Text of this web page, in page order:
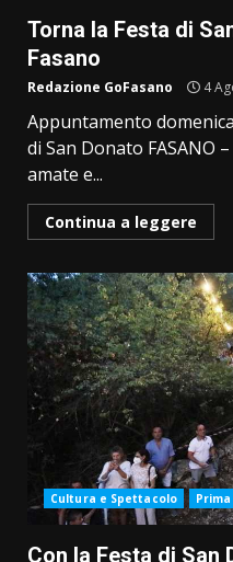
Torna la Festa di
Fasano
Redazione GoFasano 4
Appuntamento
di San Donato FASANO
amate e...
Continua a leggere
Cultura e Spettacolo
Con la Festa di San